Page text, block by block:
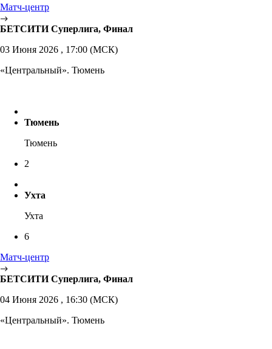
Матч-центр
БЕТСИТИ Суперлига, Финал
03 Июня 2026 , 17:00 (МСК)
«Центральный». Тюмень
Тюмень
Тюмень
2
Ухта
Ухта
6
Матч-центр
БЕТСИТИ Суперлига, Финал
04 Июня 2026 , 16:30 (МСК)
«Центральный». Тюмень